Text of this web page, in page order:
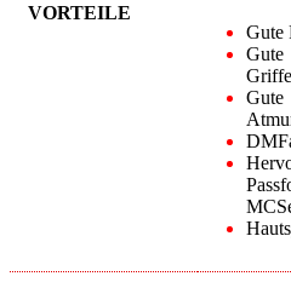
VORTEILE
Gute
Gute
Gute